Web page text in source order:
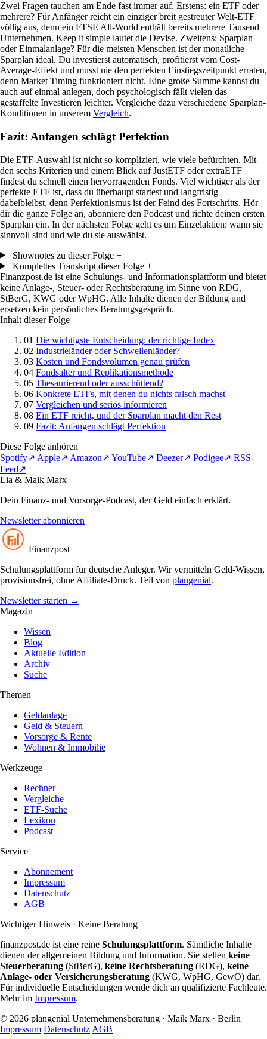
Zwei Fragen tauchen am Ende fast immer auf. Erstens: ein ETF oder
mehrere? Für Anfänger reicht ein einziger breit gestreuter Welt-ETF
völlig aus, denn ein FTSE All-World enthält bereits mehrere Tausend
Unternehmen. Keep it simple lautet die Devise. Zweitens: Sparplan
oder Einmalanlage? Für die meisten Menschen ist der monatliche
Sparplan ideal. Du investierst automatisch, profitierst vom Cost-
Average-Effekt und musst nie den perfekten Einstiegszeitpunkt erraten,
denn Market Timing funktioniert nicht. Eine große Summe kannst du
auch auf einmal anlegen, doch psychologisch fällt vielen das
gestaffelte Investieren leichter. Vergleiche dazu verschiedene Sparplan-
Konditionen in unserem Vergleich.
Fazit: Anfangen schlägt Perfektion
Die ETF-Auswahl ist nicht so kompliziert, wie viele befürchten. Mit
den sechs Kriterien und einem Blick auf JustETF oder extraETF
findest du schnell einen hervorragenden Fonds. Viel wichtiger als der
perfekte ETF ist, dass du überhaupt startest und langfristig
dabeibleibst, denn Perfektionismus ist der Feind des Fortschritts. Hör
dir die ganze Folge an, abonniere den Podcast und richte deinen ersten
Sparplan ein. In der nächsten Folge geht es um Einzelaktien: wann sie
sinnvoll sind und wie du sie auswählst.
Shownotes zu dieser Folge +
Komplettes Transkript dieser Folge +
Finanzpost.de ist eine Schulungs- und Informationsplattform und bietet
keine Anlage-, Steuer- oder Rechtsberatung im Sinne von RDG,
StBerG, KWG oder WpHG. Alle Inhalte dienen der Bildung und
ersetzen kein persönliches Beratungsgespräch.
Inhalt dieser Folge
01 Die wichtigste Entscheidung: der richtige Index
02 Industrieländer oder Schwellenländer?
03 Kosten und Fondsvolumen genau prüfen
04 Fondsalter und Replikationsmethode
05 Thesaurierend oder ausschüttend?
06 Konkrete ETFs, mit denen du nichts falsch machst
07 Vergleichen und seriös informieren
08 Ein ETF reicht, und der Sparplan macht den Rest
09 Fazit: Anfangen schlägt Perfektion
Diese Folge anhören
Spotify↗ Apple↗ Amazon↗ YouTube↗ Deezer↗ Podigee↗ RSS-
Feed↗
Lia & Maik Marx
Dein Finanz- und Vorsorge-Podcast, der Geld einfach erklärt.
Newsletter abonnieren
Finanzpost
Schulungsplattform für deutsche Anleger. Wir vermitteln Geld-Wissen,
provisionsfrei, ohne Affiliate-Druck. Teil von plangenial.
Newsletter starten →
Magazin
Wissen
Blog
Aktuelle Edition
Archiv
Suche
Themen
Geldanlage
Geld & Steuern
Vorsorge & Rente
Wohnen & Immobilie
Werkzeuge
Rechner
Vergleiche
ETF-Suche
Lexikon
Podcast
Service
Abonnement
Impressum
Datenschutz
AGB
Wichtiger Hinweis · Keine Beratung
finanzpost.de ist eine reine Schulungsplattform. Sämtliche Inhalte
dienen der allgemeinen Bildung und Information. Sie stellen keine
Steuerberatung (StBerG), keine Rechtsberatung (RDG), keine
Anlage- oder Versicherungsberatung (KWG, WpHG, GewO) dar.
Für individuelle Entscheidungen wende dich an qualifizierte Fachleute.
Mehr im Impressum.
© 2026 plangenial Unternehmensberatung · Maik Marx · Berlin
Impressum Datenschutz AGB